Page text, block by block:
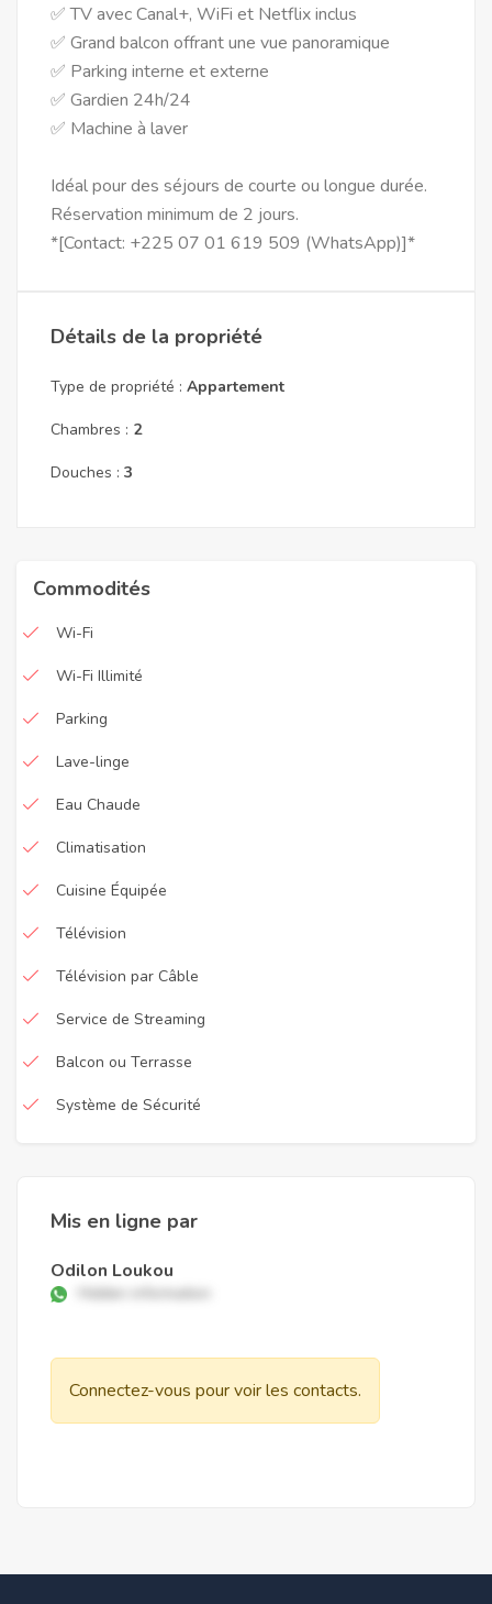
✅ TV avec Canal+, WiFi et Netflix inclus
✅ Grand balcon offrant une vue panoramique
✅ Parking interne et externe
✅ Gardien 24h/24
✅ Machine à laver
Idéal pour des séjours de courte ou longue durée.
Réservation minimum de 2 jours.
*[Contact: +225 07 01 619 509 (WhatsApp)]*
Détails de la propriété
Type de propriété : Appartement
Chambres : 2
Douches : 3
Commodités
Wi-Fi
Wi-Fi Illimité
Parking
Lave-linge
Eau Chaude
Climatisation
Cuisine Équipée
Télévision
Télévision par Câble
Service de Streaming
Balcon ou Terrasse
Système de Sécurité
Mis en ligne par
Odilon Loukou
Connectez-vous pour voir les contacts.